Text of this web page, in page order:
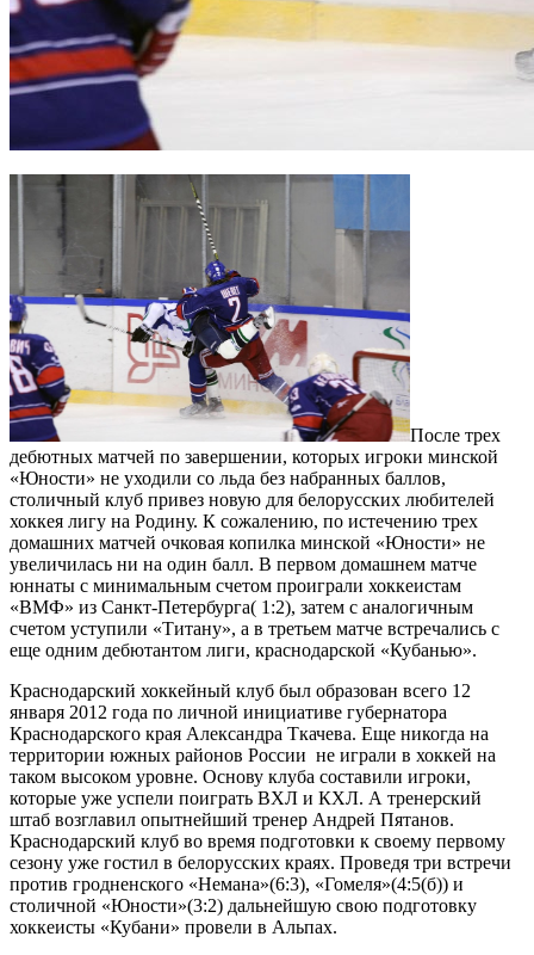
После трех
дебютных матчей по завершении, которых игроки минской
«Юности» не уходили со льда без набранных баллов,
столичный клуб привез новую для белорусских любителей
хоккея лигу на Родину. К сожалению, по истечению трех
домашних матчей очковая копилка минской «Юности» не
увеличилась ни на один балл. В первом домашнем матче
юннаты с минимальным счетом проиграли хоккеистам
«ВМФ» из Санкт-Петербурга( 1:2), затем с аналогичным
счетом уступили «Титану», а в третьем матче встречались с
еще одним дебютантом лиги, краснодарской «Кубанью».
Краснодарский хоккейный клуб был образован всего 12
января 2012 года по личной инициативе губернатора
Краснодарского края Александра Ткачева. Еще никогда на
территории южных районов России не играли в хоккей на
таком высоком уровне. Основу клуба составили игроки,
которые уже успели поиграть ВХЛ и КХЛ. А тренерский
штаб возглавил опытнейший тренер Андрей Пятанов.
Краснодарский клуб во время подготовки к своему первому
сезону уже гостил в белорусских краях. Проведя три встречи
против гродненского «Немана»(6:3), «Гомеля»(4:5(б)) и
столичной «Юности»(3:2) дальнейшую свою подготовку
хоккеисты «Кубани» провели в Альпах.